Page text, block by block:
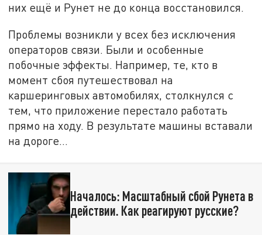
них ещё и Рунет не до конца восстановился.
Проблемы возникли у всех без исключения
операторов связи. Были и особенные
побочные эффекты. Например, те, кто в
момент сбоя путешествовал на
каршеринговых автомобилях, столкнулся с
тем, что приложение перестало работать
прямо на ходу. В результате машины вставали
на дороге...
Началось: Масштабный сбой Рунета в
действии. Как реагируют русские?